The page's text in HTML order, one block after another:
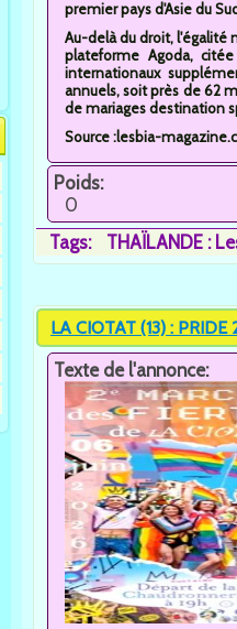
premier pays d'Asie du
Au-delà du droit, l'égalité
plateforme Agoda,
internationaux
annuels, soit près de 62
de mariages destination
Source :lesbia-
Poids:
0
Tags:
THAÏLANDE :
LA CIOTAT (13) : PRIDE
Texte de l'annonce: